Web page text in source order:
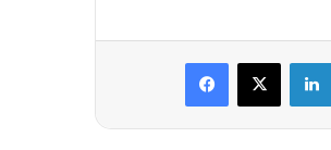
Facebook
X